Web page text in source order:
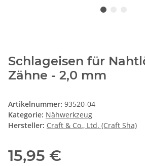
Schlageisen für
Zähne - 2,0 mm
Artikelnummer: 93520-04
Kategorie: Nähwerkzeug
Hersteller: Craft & Co., Ltd. (Craft Sha)
15,95 €